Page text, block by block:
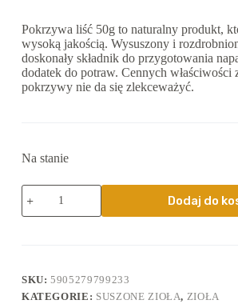
Pokrzywa liść 50g to naturalny produkt,
wysoką jakością. Wysuszony i
doskonały składnik do przygotowania
dodatek do potraw. Cennych właściwości
pokrzywy nie da się zlekceważyć.
Na stanie
ilość
Pokrzywa
liść
liść
pokrzywy
Dodaj do
SKU:5905279799233
KATEGORIE: SUSZONE ZIOŁA, ZIOŁA